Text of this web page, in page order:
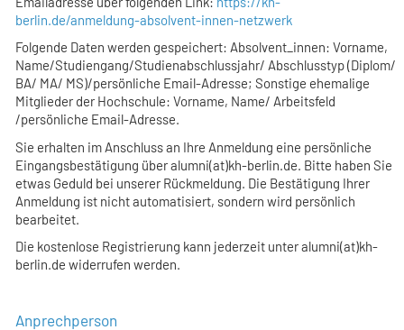
berlin.de/anmeldung-absolvent-innen-netzwerk
Folgende Daten werden gespeichert: Absolvent_innen: Vorname,
Name/Studiengang/Studienabschlussjahr/ Abschlusstyp (Diplom/
BA/ MA/ MS)/persönliche Email-Adresse; Sonstige ehemalige
Mitglieder der Hochschule: Vorname, Name/ Arbeitsfeld
/persönliche Email-Adresse.
Sie erhalten im Anschluss an Ihre Anmeldung eine persönliche
Eingangsbestätigung über alumni(at)kh-berlin.de. Bitte haben Sie
etwas Geduld bei unserer Rückmeldung. Die Bestätigung Ihrer
Anmeldung ist nicht automatisiert, sondern wird persönlich
bearbeitet.
Die kostenlose Registrierung kann jederzeit unter alumni(at)kh-
berlin.de widerrufen werden.
Anprechperson